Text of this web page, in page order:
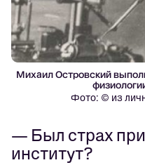
Михаил Островский
Фото: © из
— Был страх
институт?